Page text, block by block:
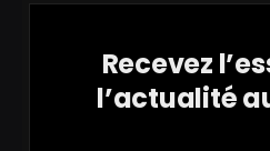
Recevez
l’actualité